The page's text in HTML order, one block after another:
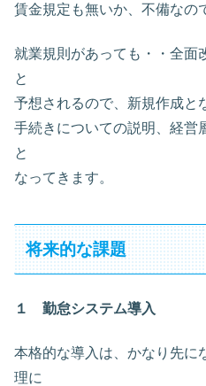
賃金規定も無いか、不備なの
就業規則があっても・・全面
と
予想されるので、新規作成と
手続きについての説明、経営
と
なってきます。
将来的な課題
１ 勤怠システム導入
本格的な導入は、かなり先に
理に